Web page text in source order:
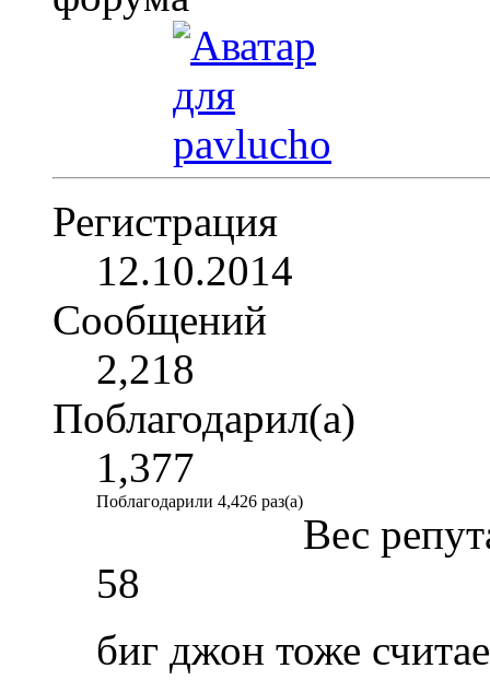
Регистрация
12.10.2014
Сообщений
2,218
Поблагодарил(а)
1,377
Поблагодарили 4,426 раз(а)
Вес
58
биг джон тоже